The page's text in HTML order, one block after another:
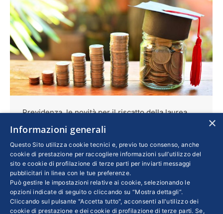
Previdenza, le novità per il riscatto della laurea
Lavoro DiGIOVANNI RAFFAELE VALENSISE
13 Febbraio 2024
Nel caso ci si avvalga della modalità
agevolata, per il 2024 l’onere da corrispondere
per ciascun anno riscattato è di circa 6.076,95
euro. Spetta al soggetto interessato scegliere,
×
Informazioni generali
Questo Sito utilizza cookie tecnici e, previo tuo consenso, anche
cookie di prestazione per raccogliere informazioni sull’utilizzo del
sito e cookie di profilazione di terze parti per inviarti messaggi
pubblicitari in linea con le tue preferenze.
Può gestire le impostazioni relative ai cookie, selezionando le
opzioni indicate di seguito o cliccando su “Mostra dettagli”.
Cliccando sul pulsante "Accetta tutto", acconsenti all'utilizzo dei
cookie di prestazione e dei cookie di profilazione di terze parti. Se,